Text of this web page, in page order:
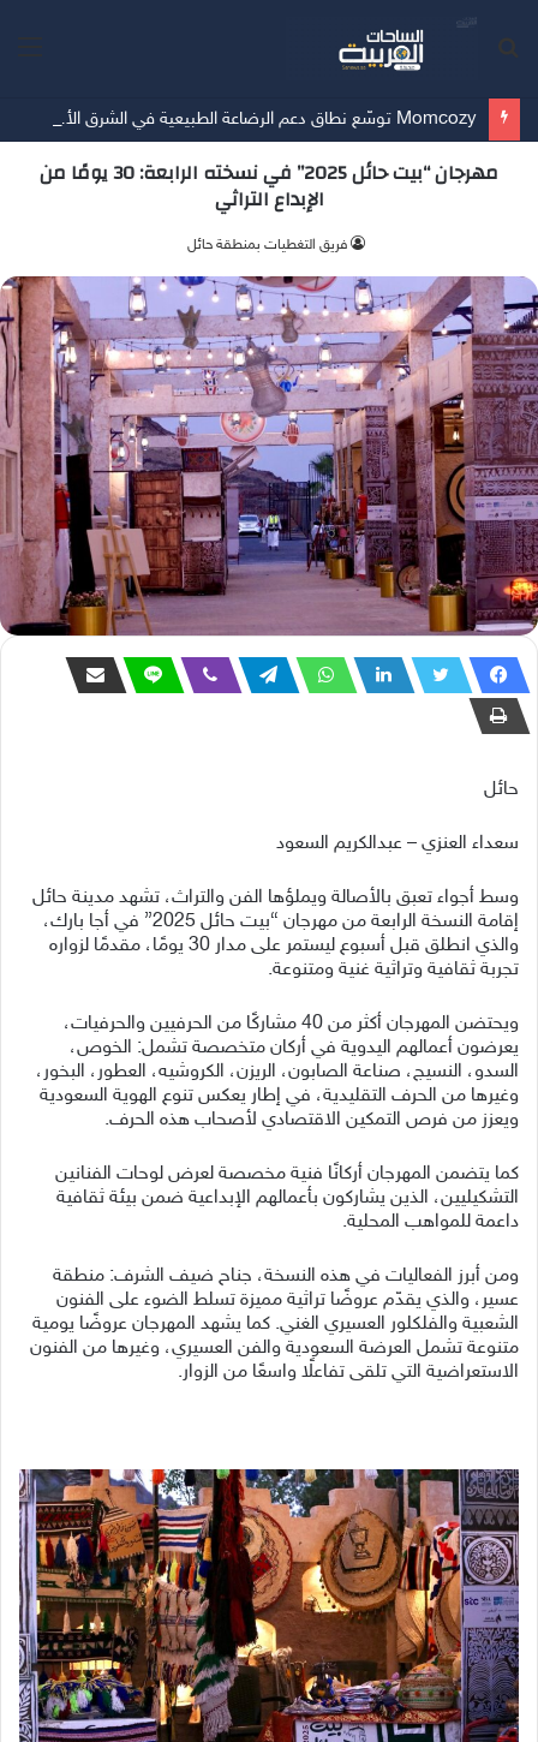
Momcozy توسّع نطاق دعم الرضاعة الطبيعية في الشرق الأوسط
مهرجان “بيت حائل 2025” في نسخته الرابعة: 30 يومًا من
الإبداع التراثي
فريق التغطيات بمنطقة حائل
حائل
سعداء العنزي – عبدالكريم السعود
وسط أجواء تعبق بالأصالة ويملؤها الفن والتراث، تشهد مدينة حائل
إقامة النسخة الرابعة من مهرجان “بيت حائل 2025” في أجا بارك،
والذي انطلق قبل أسبوع ليستمر على مدار 30 يومًا، مقدمًا لزواره
تجربة ثقافية وتراثية غنية ومتنوعة.
ويحتضن المهرجان أكثر من 40 مشاركًا من الحرفيين والحرفيات،
يعرضون أعمالهم اليدوية في أركان متخصصة تشمل: الخوص،
السدو، النسيج، صناعة الصابون، الريزن، الكروشيه، العطور، البخور،
وغيرها من الحرف التقليدية، في إطار يعكس تنوع الهوية السعودية
ويعزز من فرص التمكين الاقتصادي لأصحاب هذه الحرف.
كما يتضمن المهرجان أركانًا فنية مخصصة لعرض لوحات الفنانين
التشكيليين، الذين يشاركون بأعمالهم الإبداعية ضمن بيئة ثقافية
داعمة للمواهب المحلية.
ومن أبرز الفعاليات في هذه النسخة، جناح ضيف الشرف: منطقة
عسير، والذي يقدّم عروضًا تراثية مميزة تسلط الضوء على الفنون
الشعبية والفلكلور العسيري الغني. كما يشهد المهرجان عروضًا يومية
متنوعة تشمل العرضة السعودية والفن العسيري، وغيرها من الفنون
الاستعراضية التي تلقى تفاعلًا واسعًا من الزوار.